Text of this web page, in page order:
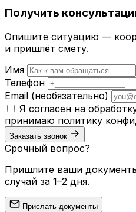
Получить
Опишите ситуацию —
и пришлёт смету.
Имя
Телефон
Email (необязательно)
Я согласен на
принимаю политику
Заказать звонок
Срочный вопрос?
Пришлите ваши
случай за 1–2 дня.
Прислать документы